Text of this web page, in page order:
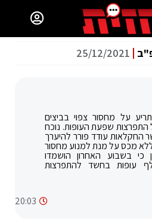
25/12/2021
על מחסור צפוי בביצים
התפרצות שפעת העופות. נוכח
החקלאות עודד פורר להיערך
ללא מכס על מנת למנוע מחסור
כי בשבוע האחרון הושמדו
כ-600 אלף עופות בחשד להתפרצות
20:03